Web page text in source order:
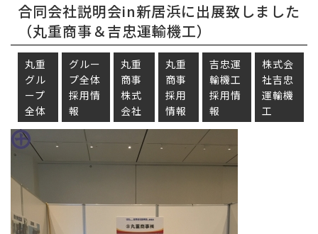
合同会社説明会in新居浜に出展致しました
（丸重商事＆吉忠運輸機工）
丸重
グル
ープ
全体
グルー
プ全体
採用情
報
丸重
商事
株式
会社
丸重
商事
採用
情報
吉忠運
輸機工
採用情
報
株式会
社吉忠
運輸機
工